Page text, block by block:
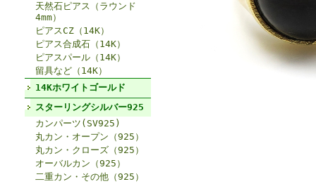
天然石ピアス（ラウンド
4mm）
ピアスCZ（14K）
ピアス合成石（14K）
ピアスパール（14K）
留具など（14K）
14Kホワイトゴールド
スターリングシルバー925
カンパーツ(SV925)
丸カン・オープン（925）
丸カン・クローズ（925）
オーバルカン（925）
二重カン・その他（925）